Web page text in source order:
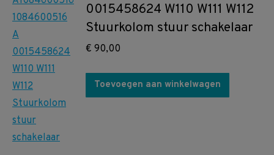
0015458624 W110 W111 W112
Stuurkolom stuur schakelaar
€ 90,00
Toevoegen aan winkelwagen